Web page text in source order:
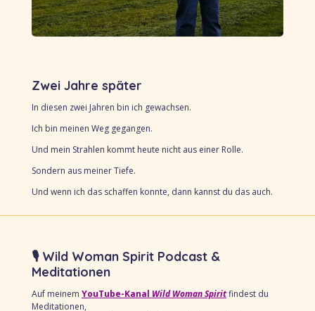
Zwei Jahre später
In diesen zwei Jahren bin ich gewachsen.
Ich bin meinen Weg gegangen.
Und mein Strahlen kommt heute nicht aus einer Rolle.
Sondern aus meiner Tiefe.
Und wenn ich das schaffen konnte, dann kannst du das auch.
🎙 Wild Woman Spirit Podcast &
Meditationen
Auf meinem YouTube-Kanal Wild Woman Spiritfindest du
Meditationen,